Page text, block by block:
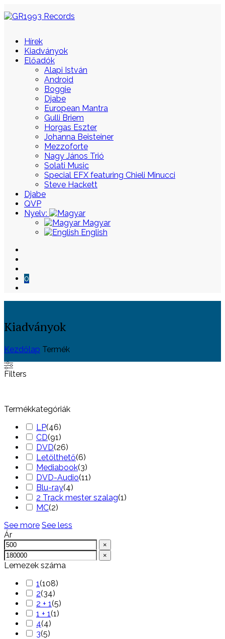
Hírek
Kiadványok
Előadók
Alapi István
Android
Boggie
Djabe
European Mantra
Gulli Briem
Horgas Eszter
Johanna Beisteiner
Mezzoforte
Nagy János Trió
Solati Music
Special EFX featuring Chieli Minucci
Steve Hackett
Djabe
QVP
Nyelv:
Magyar
English
0
Kiadványok
Kezdőlap Termék
Skip
to
Filters
Termékkategóriák
LP(46)
CD(91)
DVD(26)
Letölthető(6)
Mediabook(3)
DVD-Audio(11)
Blu-ray(4)
2 Track mester szalag(1)
MC(2)
See more See less
Ár
×
×
Lemezek száma
1(108)
2(34)
2 + 1(5)
1 + 1(1)
4(4)
3(5)